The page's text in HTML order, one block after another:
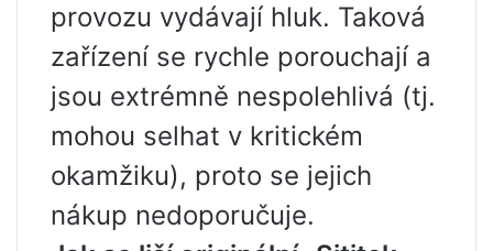
provozu vydávají hluk. Taková
zařízení se rychle porouchají a
jsou extrémně nespolehlivá (tj.
mohou selhat v kritickém
okamžiku), proto se jejich
nákup nedoporučuje.